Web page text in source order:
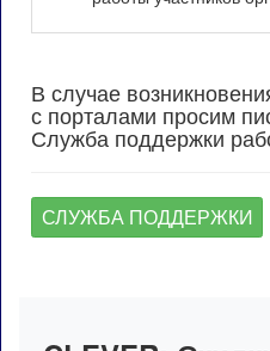
В случае
с порталами просим
Служба поддержки
СЛУЖБА ПОДДЕРЖКИ